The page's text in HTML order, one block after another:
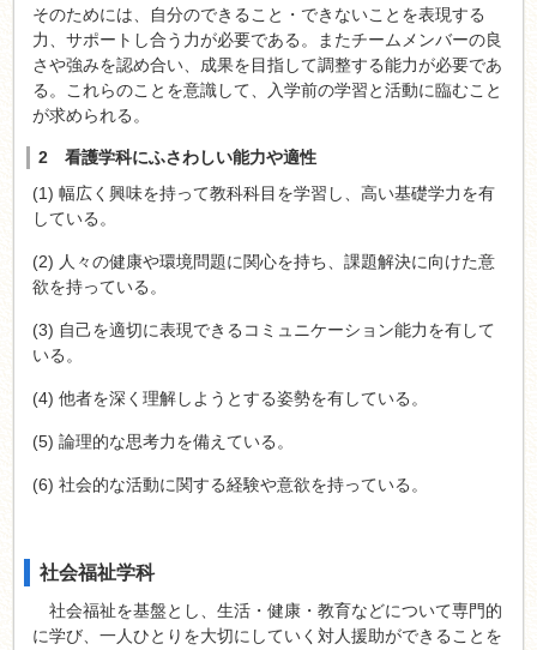
そのためには、自分のできること・できないことを表現する
力、サポートし合う力が必要である。またチームメンバーの良
さや強みを認め合い、成果を目指して調整する能力が必要であ
る。これらのことを意識して、入学前の学習と活動に臨むこと
が求められる。
2 看護学科にふさわしい能力や適性
(1) 幅広く興味を持って教科科目を学習し、高い基礎学力を有
している。
(2) 人々の健康や環境問題に関心を持ち、課題解決に向けた意
欲を持っている。
(3) 自己を適切に表現できるコミュニケーション能力を有して
いる。
(4) 他者を深く理解しようとする姿勢を有している。
(5) 論理的な思考力を備えている。
(6) 社会的な活動に関する経験や意欲を持っている。
社会福祉学科
社会福祉を基盤とし、生活・健康・教育などについて専門的
に学び、一人ひとりを大切にしていく対人援助ができることを